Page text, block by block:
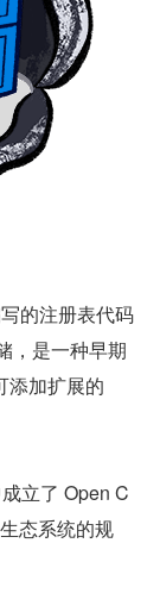
的注册表代码
，是一种早期
添加扩展的
立了 Open C
态系统的规